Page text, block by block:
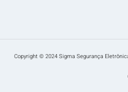
Copyright © 2024 Sigma Segurança